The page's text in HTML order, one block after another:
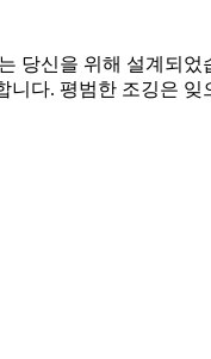
는 당신을 위해 설계되
다. 평범한 조깅은